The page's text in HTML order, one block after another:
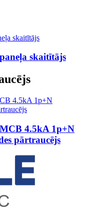
skaitītājs
4.5kA 1p+N
pārtraucējs